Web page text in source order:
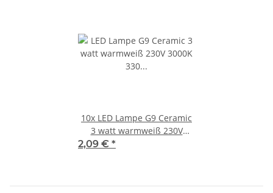
10x LED Lampe G9 Ceramic
3 watt warmweiß 230V
3000K 330 Lumen
2,09 € *